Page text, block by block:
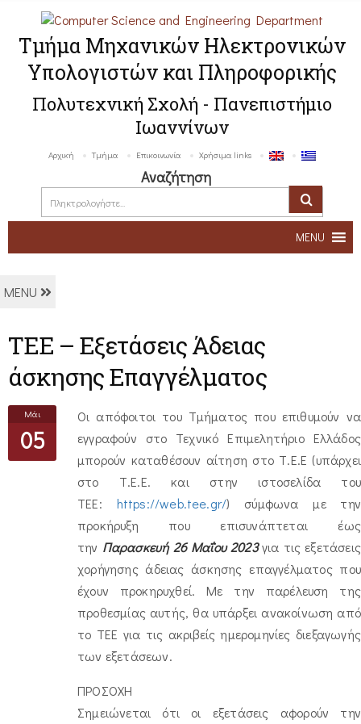
Τμήμα Μηχανικών Ηλεκτρονικών
Υπολογιστών και Πληροφορικής
Πολυτεχνική Σχολή - Πανεπιστήμιο
Ιωαννίνων
Αρχική Τμήμα Επικοινωνία Χρήσιμα links
Αναζήτηση
MENU
MENU
ΤΕΕ – Εξετάσεις Άδειας
άσκησης Επαγγέλματος
Μάι
05
Οι απόφοιτοι του Τμήματος που επιθυμούν να
εγγραφούν στο Τεχνικό Επιμελητήριο Ελλάδος
μπορούν καταθέσουν αίτηση στο Τ.Ε.Ε (υπάρχει
στο Τ.Ε.Ε. και στην ιστοσελίδα του
TEE: https://web.tee.gr/) σύμφωνα με την
προκήρυξη που επισυνάπτεται έως
την Παρασκευή 26 Μαΐου 2023για τις εξετάσεις
χορήγησης άδειας άσκησης επαγγέλματος που
έχουν προκηρυχθεί. Με την παρέλευση της
προθεσμίας αυτής, θα υπάρξει ανακοίνωση από
το ΤΕΕ για τις ακριβείς ημερομηνίες διεξαγωγής
των εξετάσεων.
ΠΡΟΣΟΧΗ
Σημειώνεται ότι οι εξετάσεις αφορούν την